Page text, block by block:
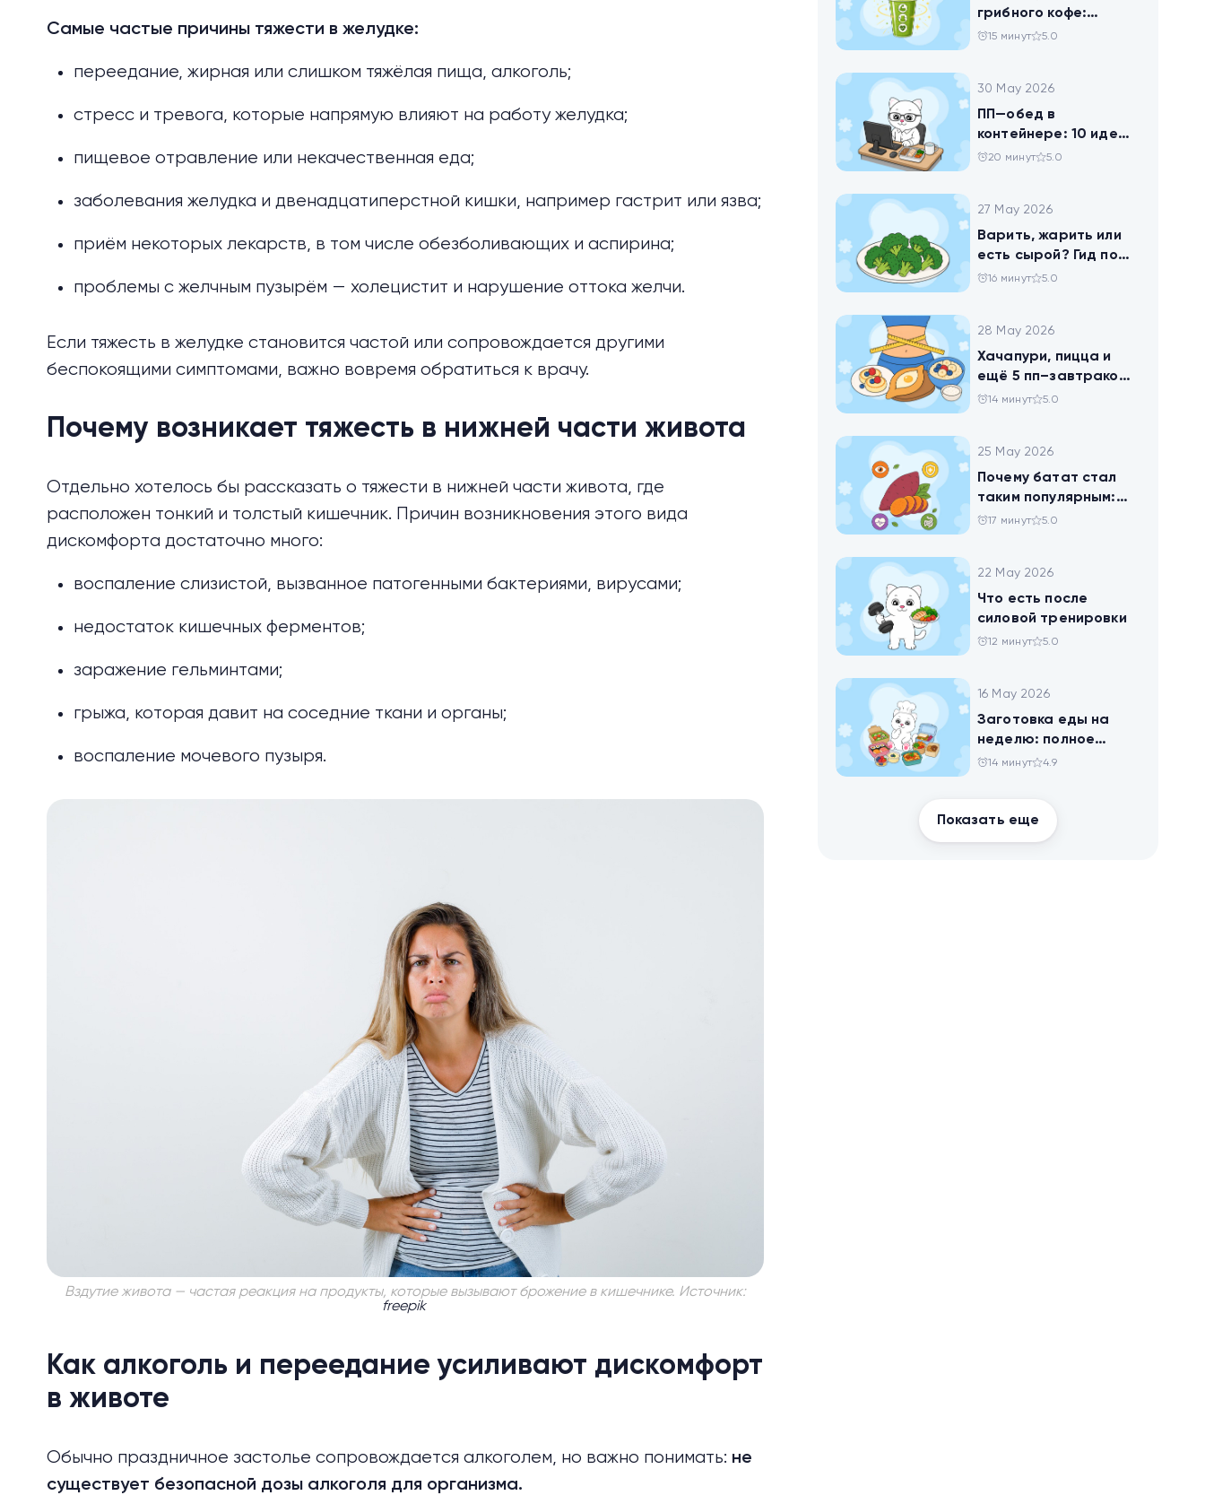
Самые частые причины тяжести в желудке:
переедание, жирная или слишком тяжёлая пища, алкоголь;
стресс и тревога, которые напрямую влияют на работу желудка;
пищевое отравление или некачественная еда;
заболевания желудка и двенадцатиперстной кишки, например гастрит или язва;
приём некоторых лекарств, в том числе обезболивающих и аспирина;
проблемы с желчным пузырём — холецистит и нарушение оттока желчи.
Если тяжесть в желудке становится частой или сопровождается другими
беспокоящими симптомами, важно вовремя обратиться к врачу.
Почему возникает тяжесть в нижней части живота
Отдельно хотелось бы рассказать о тяжести в нижней части живота, где
расположен тонкий и толстый кишечник. Причин возникновения этого вида
дискомфорта достаточно много:
воспаление слизистой, вызванное патогенными бактериями, вирусами;
недостаток кишечных ферментов;
заражение гельминтами;
грыжа, которая давит на соседние ткани и органы;
воспаление мочевого пузыря.
Вздутие живота — частая реакция на продукты, которые вызывают брожение в кишечнике. Источник:
freepik
Как алкоголь и переедание усиливают дискомфорт
в животе
Обычно праздничное застолье сопровождается алкоголем, но важно понимать: не
существует безопасной дозы алкоголя для организма.
грибного кофе:
разбираемся в
15 минут 5.0
30 May 2026
ПП—обед в
контейнере: 10 идей
для офисников,
20 минут 5.0
27 May 2026
Варить, жарить или
есть сырой? Гид по
брокколи
16 минут 5.0
28 May 2026
Хачапури, пицца и
ещё 5 пп–завтраков,
чтобы набрать
14 минут 5.0
25 May 2026
Почему батат стал
таким популярным:
всё о пользе
17 минут 5.0
22 May 2026
Что есть после
силовой тренировки
12 минут 5.0
16 May 2026
Заготовка еды на
неделю: полное
руководство для
14 минут 4.9
Показать еще